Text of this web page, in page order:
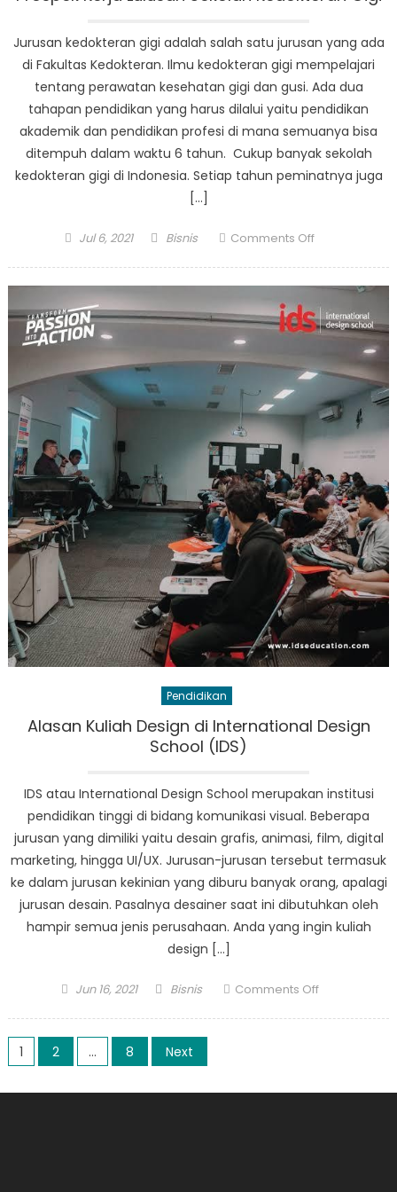
Jurusan kedokteran gigi adalah salah satu jurusan yang ada
di Fakultas Kedokteran. Ilmu kedokteran gigi mempelajari
tentang perawatan kesehatan gigi dan gusi. Ada dua
tahapan pendidikan yang harus dilalui yaitu pendidikan
akademik dan pendidikan profesi di mana semuanya bisa
ditempuh dalam waktu 6 tahun. Cukup banyak sekolah
kedokteran gigi di Indonesia. Setiap tahun peminatnya juga
[…]
Posted
Jul 6, 2021 Author
Bisnis Comments Offon
Sekolah
Kedokteran
Pendidikan
Alasan Kuliah Design di International Design
School (IDS)
IDS atau International Design School merupakan institusi
pendidikan tinggi di bidang komunikasi visual. Beberapa
jurusan yang dimiliki yaitu desain grafis, animasi, film, digital
marketing, hingga UI/UX. Jurusan-jurusan tersebut termasuk
ke dalam jurusan kekinian yang diburu banyak orang, apalagi
jurusan desain. Pasalnya desainer saat ini dibutuhkan oleh
hampir semua jenis perusahaan. Anda yang ingin kuliah
design […]
Posted
Jun 16, 2021 Author
Bisnis Comments Offon
International
Posts
navigation
1 2 … 8 Next